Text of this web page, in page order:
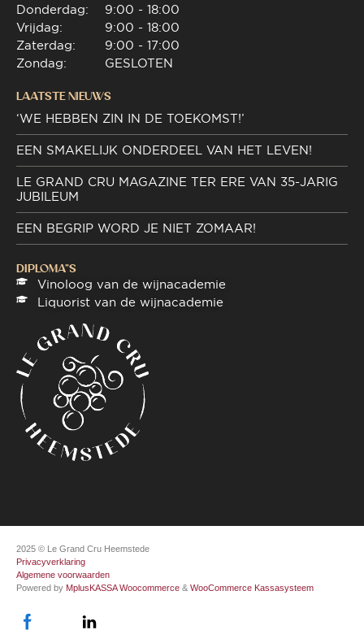
Donderdag:
Vrijdag:
Zaterdag:
Zondag:
9:00 - 18:00
9:00 - 18:00
9:00 - 17:00
GESLOTEN
LAATSTE NIEUWS
‘WE HEBBEN ZIN IN DE TOEKOMST!’
EEN SMAKELIJK ONDERDEEL VAN HET LEVEN!
LE GRAND CRU MAGAZINE TER ERE VAN 35-JARIG
JUBILEUM
EEN BEGRIP WORD JE NIET ZOMAAR!
DIPLOMA"S
Vinoloog van de wijnacademie
Liquorist van de wijnacademie
2025 © Le Grand Cru Heemstede
Privacyverklaring
Algemene voorwaarden
Powered by MplusKASSA Woocommerce & WooCommerce Kassasysteem